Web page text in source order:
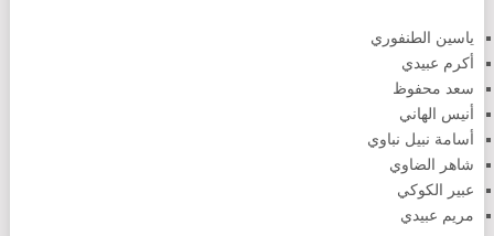
ياسين الطنفوري
أكرم عبيدي
سعد محفوظ
أنيس الهاني
أسامة نبيل نباوي
شاهر الضاوي
عبير الكوكي
مريم عبيدي